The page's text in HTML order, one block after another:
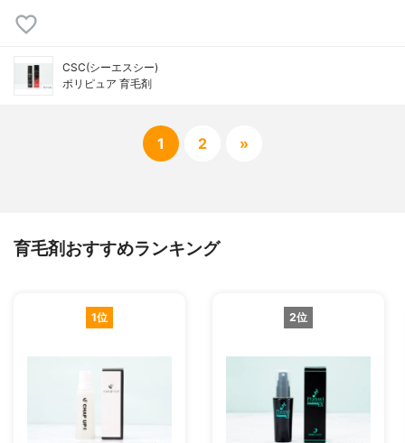
CSC(シーエスシー)
ポリピュア 育毛剤
1 2 »
育毛剤おすすめランキング
1位 2位